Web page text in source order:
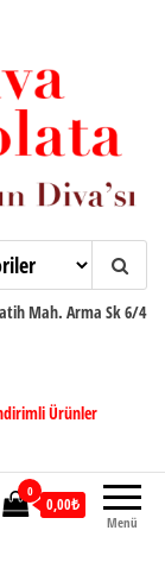
Mah. Arma Sk 6/4
Ürünler
Menü
0
0,00₺